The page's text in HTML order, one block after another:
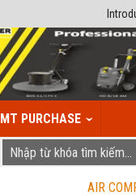
MT PURCHASE
AIR